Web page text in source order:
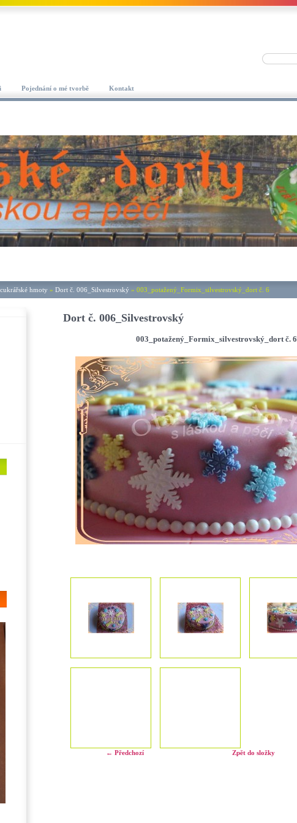
Pojednání o mé tvorbě Kontakt
hmoty » Dort č. 006_Silvestrovský » 003_potažený_Formix_silvestrovský_dort č. 6
Dort č. 006_Silvestrovský
003_potažený_Formix_silvestrovský_dort č. 6
← Předchozí Zpět do složky